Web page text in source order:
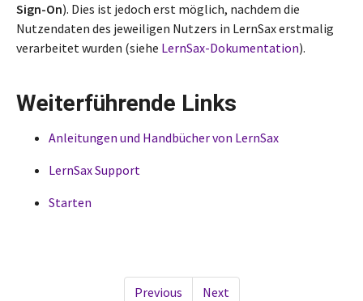
Sign-On). Dies ist jedoch erst möglich, nachdem die
Nutzendaten des jeweiligen Nutzers in LernSax erstmalig
verarbeitet wurden (siehe LernSax-Dokumentation).
Weiterführende Links
Anleitungen und Handbücher von LernSax
LernSax Support
Starten
Previous Next